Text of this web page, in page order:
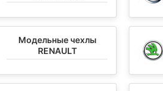
Модельные чехлы
RENAULT